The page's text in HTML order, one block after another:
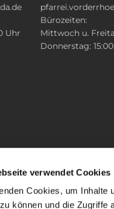
verwendet Cookies
Cookies, um Inhalte
können und die Zugriffe
Uhr
Bürozeiten:
Mittwoch u.
Donnerstag: